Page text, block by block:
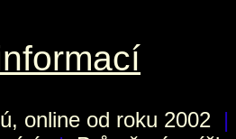
online od roku 2002 |